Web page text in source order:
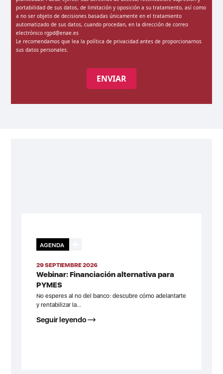
portabilidad de sus datos, de limitación y oposición a su tratamiento, así como
a no ser objeto de decisiones basadas únicamente en el tratamiento
automatizado de sus datos, cuando procedan, en la dirección de correo
electrónico rgpd@enae.es
Le recomendamos que lea lapolítica de privacidad antes de proporcionarnos
sus datos personales.
ENVIAR
AGENDA
29 SEPTIEMBRE 2026
Webinar: Financiación alternativa para
PYMES
No esperes al no del banco: descubre cómo adelantarte
y rentabilizar la...
Seguir leyendo